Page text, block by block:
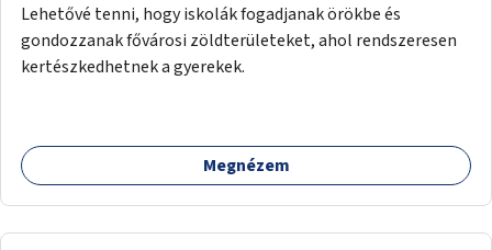
Lehetővé tenni, hogy iskolák fogadjanak örökbe és
gondozzanak fővárosi zöldterületeket, ahol rendszeresen
kertészkedhetnek a gyerekek.
Megnézem